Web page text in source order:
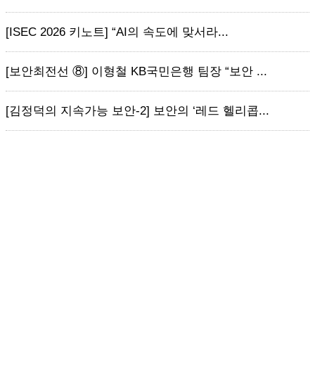
[ISEC 2026 키노트] “AI의 속도에 맞서라...
[보안최전선 ⑧] 이형철 KB국민은행 팀장 “보안 ...
[김정덕의 지속가능 보안-2] 보안의 ‘레드 헬리콥...